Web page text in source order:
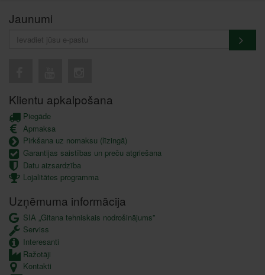
Jaunumi
Klientu apkalpošana
Piegāde
Apmaksa
Pirkšana uz nomaksu (līzingā)
Garantijas saistības un preču atgriešana
Datu aizsardzība
Lojalitātes programma
Uzņēmuma informācija
SIA „Gitana tehniskais nodrošinājums”
Serviss
Interesanti
Ražotāji
Kontakti